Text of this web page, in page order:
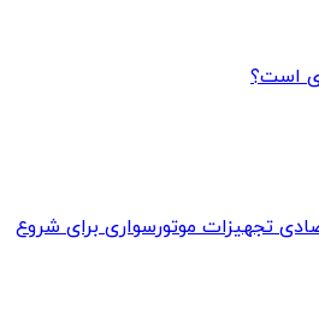
است؟
تجهیزات موتورسواری برای شروع